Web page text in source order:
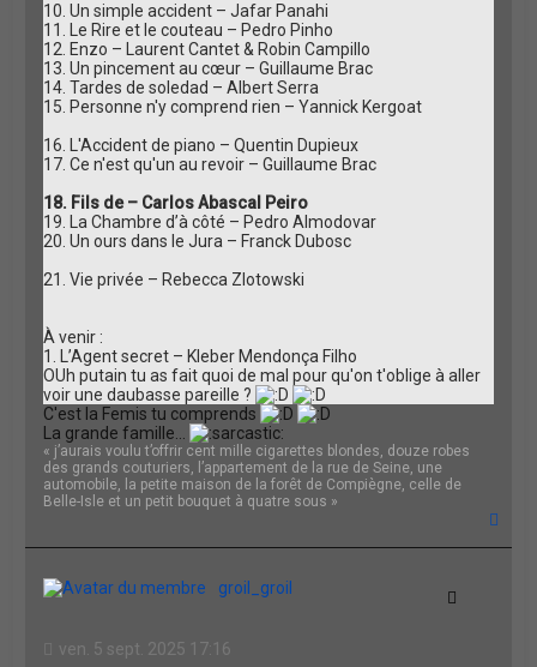
10. Un simple accident – Jafar Panahi
11. Le Rire et le couteau – Pedro Pinho
12. Enzo – Laurent Cantet & Robin Campillo
13. Un pincement au cœur – Guillaume Brac
14. Tardes de soledad – Albert Serra
15. Personne n'y comprend rien – Yannick Kergoat
16. L'Accident de piano – Quentin Dupieux
17. Ce n'est qu'un au revoir – Guillaume Brac
18. Fils de – Carlos Abascal Peiro
19. La Chambre d’à côté – Pedro Almodovar
20. Un ours dans le Jura – Franck Dubosc
21. Vie privée – Rebecca Zlotowski
À venir :
1. L’Agent secret – Kleber Mendonça Filho
OUh putain tu as fait quoi de mal pour qu'on t'oblige à aller
voir une daubasse pareille ?
C'est la Femis tu comprends
La grande famille...
« j’aurais voulu t’offrir cent mille cigarettes blondes, douze robes
des grands couturiers, l’appartement de la rue de Seine, une
automobile, la petite maison de la forêt de Compiègne, celle de
Belle-Isle et un petit bouquet à quatre sous »
groil_groil
ven. 5 sept. 2025 17:16